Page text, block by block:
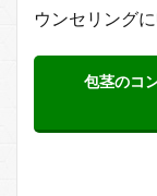
ウンセリング
包茎のコ